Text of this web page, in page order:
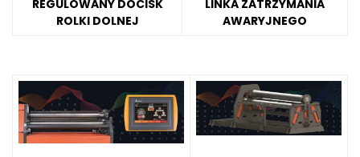
REGULOWANY DOCISK
ROLKI DOLNEJ
LINKA ZATRZYMANIA
AWARYJNEGO